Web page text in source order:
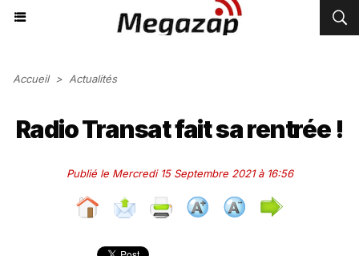
Accueil > Actualités
Radio Transat fait sa rentrée !
Publié le Mercredi 15 Septembre 2021 à 16:56